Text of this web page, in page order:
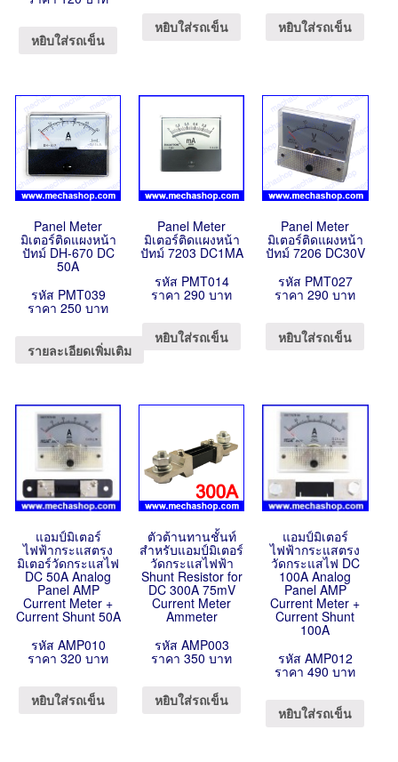
หยิบใส่รถเข็น
หยิบใส่รถเข็น หยิบใส่รถเข็น
Panel Meter
มิเตอร์ติดแผงหน้า
ปัทม์ DH-670 DC
50A
รหัส PMT039
ราคา 250 บาท
รายละเอียดเพิ่มเติม
Panel Meter
มิเตอร์ติดแผงหน้า
ปัทม์ 7203 DC1MA
รหัส PMT014
ราคา 290 บาท
หยิบใส่รถเข็น
Panel Meter
มิเตอร์ติดแผงหน้า
ปัทม์ 7206 DC30V
รหัส PMT027
ราคา 290 บาท
หยิบใส่รถเข็น
แอมป์มิเตอร์
ไฟฟ้ากระแสตรง
มิเตอร์วัดกระแสไฟ
DC 50A Analog
Panel AMP
Current Meter +
Current Shunt 50A
รหัส AMP010
ราคา 320 บาท
หยิบใส่รถเข็น
ตัวต้านทานชั้นท์
สำหรับแอมป์มิเตอร์
วัดกระแสไฟฟ้า
Shunt Resistor for
DC 300A 75mV
Current Meter
Ammeter
รหัส AMP003
ราคา 350 บาท
หยิบใส่รถเข็น
แอมป์มิเตอร์
ไฟฟ้ากระแสตรง
วัดกระแสไฟ DC
100A Analog
Panel AMP
Current Meter +
Current Shunt
100A
รหัส AMP012
ราคา 490 บาท
หยิบใส่รถเข็น